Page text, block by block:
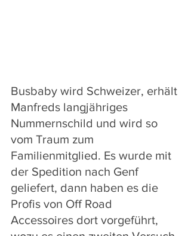
Busbaby wird Schweizer, erhält
Manfreds langjähriges
Nummernschild und wird so
vom Traum zum
Familienmitglied. Es wurde mit
der Spedition nach Genf
geliefert, dann haben es die
Profis von Off Road
Accessoires dort vorgeführt,